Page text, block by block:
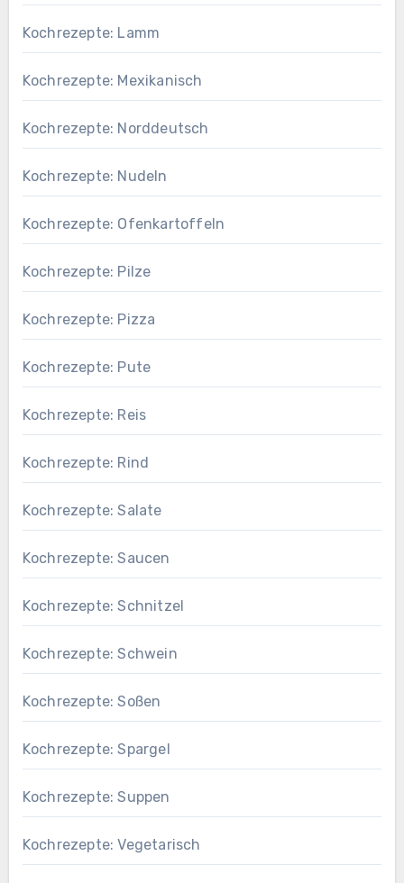
Kochrezepte: Lamm
Kochrezepte: Mexikanisch
Kochrezepte: Norddeutsch
Kochrezepte: Nudeln
Kochrezepte: Ofenkartoffeln
Kochrezepte: Pilze
Kochrezepte: Pizza
Kochrezepte: Pute
Kochrezepte: Reis
Kochrezepte: Rind
Kochrezepte: Salate
Kochrezepte: Saucen
Kochrezepte: Schnitzel
Kochrezepte: Schwein
Kochrezepte: Soßen
Kochrezepte: Spargel
Kochrezepte: Suppen
Kochrezepte: Vegetarisch